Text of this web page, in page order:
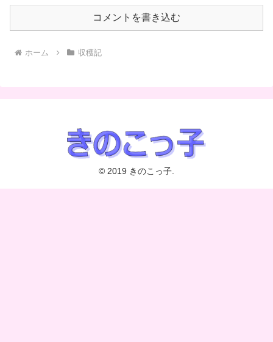
コメントを書き込む
ホーム 収穫記
© 2019 きのこっ子.